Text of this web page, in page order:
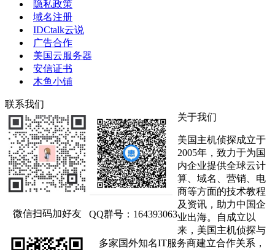
隐私政策
域名注册
IDCtalk云说
广告合作
美国云服务器
安信证书
木鱼小铺
联系我们
微信扫码加好友 QQ群号：164393063
关于我们
美国主机侦探成立于
2005年，致力于为国
内企业提供全球云计
算、域名、营销、电
商等方面的技术教程
及资讯，助力中国企
业出海。自成立以
来，美国主机侦探与
多家国外知名IT服务商建立合作关系，